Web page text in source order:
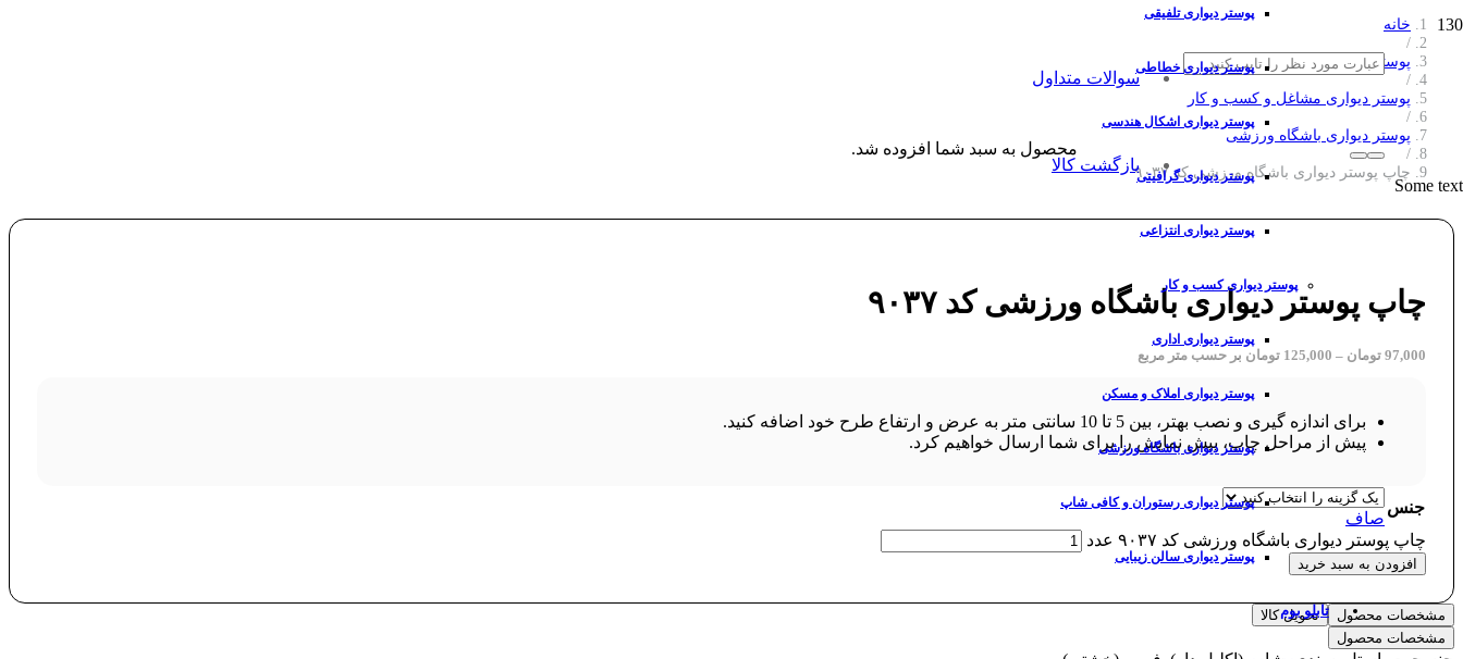
سوالات متداول
بازگشت کالا
پوستر دیواری تلفیقی
پوستر دیواری خطاطی
پوستر دیواری اشکال هندسی
پوستر دیواری گرافیتی
پوستر دیواری انتزاعی
پوستر دیواری کسب و کار
پوستر دیواری اداری
پوستر دیواری املاک و مسکن
پوستر دیواری باشگاه ورزشی
پوستر دیواری رستوران و کافی شاپ
پوستر دیواری سالن زیبایی
تابلو بوم
محصول به سبد شما افزوده شد.
Some text
خانه
/
پوستر دیواری
/
پوستر دیواری مشاغل و کسب و کار
/
پوستر دیواری باشگاه ورزشی
/
چاپ پوستر دیواری باشگاه ورزشی کد ۹۰۳۷
چاپ پوستر دیواری باشگاه ورزشی کد ۹۰۳۷
97,000 تومان –
125,000 تومان بر حسب متر مربع
برای اندازه گیری و نصب بهتر، بین 5 تا 10 سانتی متر به عرض و ارتفاع طرح خود اضافه کنید.
پیش از مراحل چاپ، پیش نمایش را برای شما ارسال خواهیم کرد.
جنس
صاف
چاپ پوستر دیواری باشگاه ورزشی کد ۹۰۳۷ عدد
افزودن به سبد خرید
مشخصات محصول
تحویل کالا
مشخصات محصول